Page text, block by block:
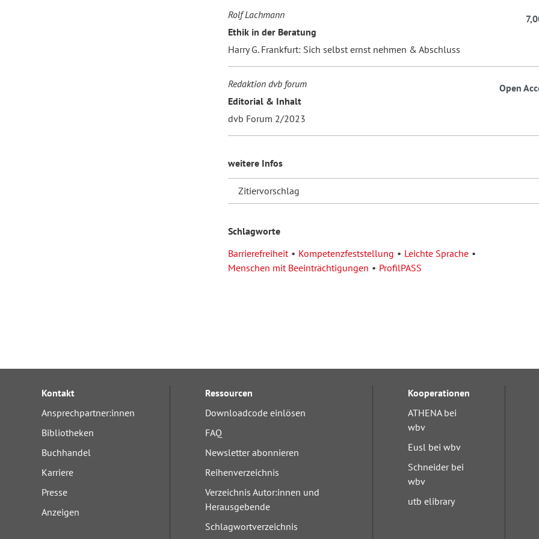
Rolf Lachmann
Ethik in der Beratung
Harry G. Frankfurt: Sich selbst ernst nehmen & Abschluss
Redaktion dvb forum
Editorial & Inhalt
dvb Forum 2/2023
Open
weitere Infos
Zitiervorschlag
Schlagworte
Barrierefreiheit
Kompetenzfeststellung
Leichte Sprache
Menschen mit Beeinträchtigungen
ProfilPASS
Kontakt
Ansprechpartner:innen
Bibliotheken
Buchhandel
Karriere
Presse
Anzeigen
Ressourcen
Downloadcode einlösen
FAQ
Newsletter abonnieren
Reihenverzeichnis
Verzeichnis Autor:innen und
Herausgebende
Schlagwortverzeichnis
Kooperationen
ATHENA bei
wbv
Eusl bei wbv
Schneider bei
wbv
utb elibrary